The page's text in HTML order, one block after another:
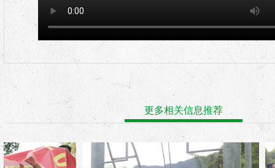
更多相关信息推荐